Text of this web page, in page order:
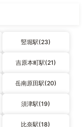
竪堀駅(23)
吉原本町駅(21)
岳南原田駅(20)
須津駅(19)
比奈駅(18)